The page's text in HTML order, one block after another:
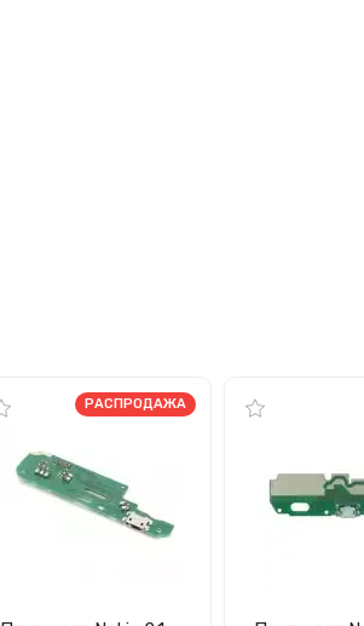
РАСПРОДАЖА